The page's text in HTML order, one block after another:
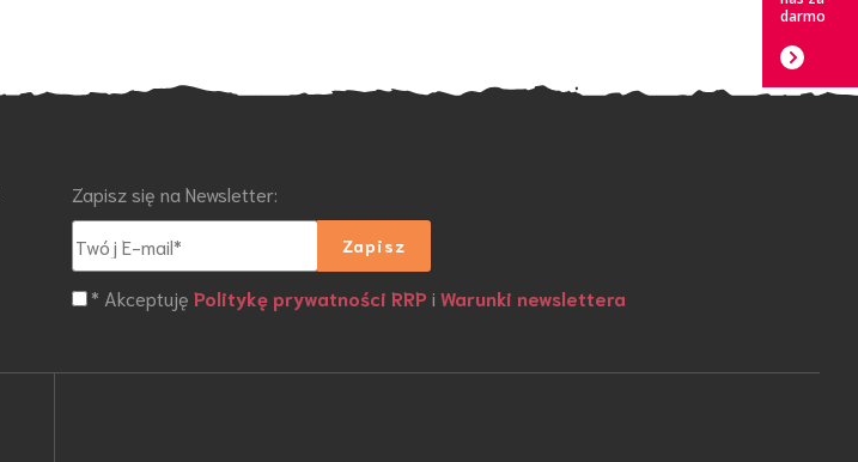
Zapisz się na Newsletter:
* AkceptujęPolitykę prywatności RRP iWarunki newslettera
darmo